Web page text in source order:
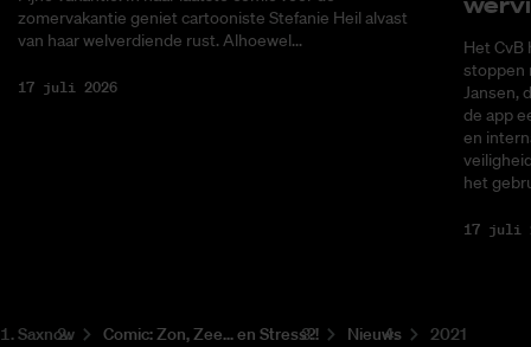
zomervakantie geniet cartooniste Stefanie Heil alvast
van haar welverdiende rust. Alhoewel...
17 juli 2026
Het CvB
stoppen
Jansen,
de app
en
het
17 juli
Saxnow Co­mic: Zon, Zee... en Stress?! Nieuws
2021